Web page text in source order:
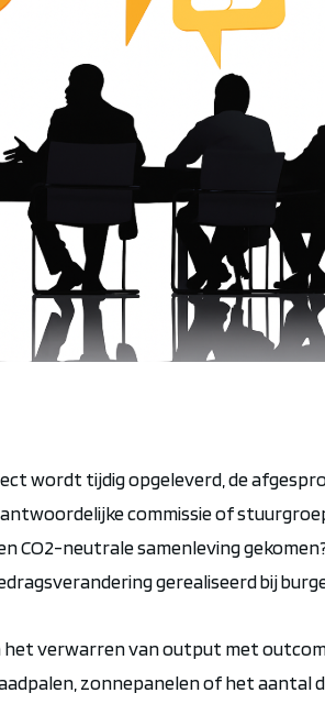
wordt tijdig opgeleverd, de
commissie of
CO2-neutrale samenleving
gerealiseerd bij
het verwarren van output met
zonnepanelen of het aantal